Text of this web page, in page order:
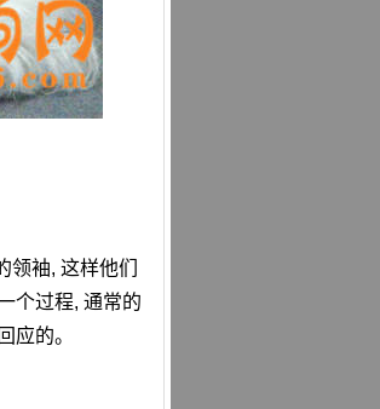
袖, 这样他们
个过程, 通常的
应的。